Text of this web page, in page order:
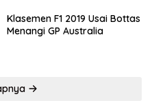
Klasemen F1 2019 Usai Bottas
Menangi GP Australia